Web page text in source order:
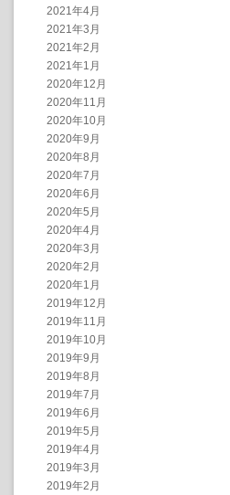
2021年4月
2021年3月
2021年2月
2021年1月
2020年12月
2020年11月
2020年10月
2020年9月
2020年8月
2020年7月
2020年6月
2020年5月
2020年4月
2020年3月
2020年2月
2020年1月
2019年12月
2019年11月
2019年10月
2019年9月
2019年8月
2019年7月
2019年6月
2019年5月
2019年4月
2019年3月
2019年2月